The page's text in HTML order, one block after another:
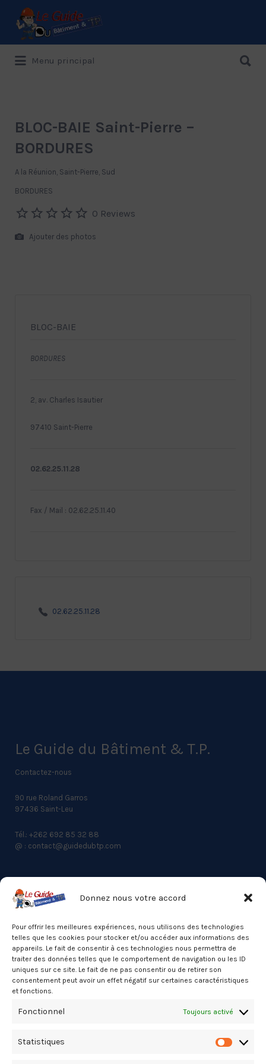
Donnez nous votre accord
Pour offrir les meilleures expériences, nous utilisons des technologies
telles que les cookies pour stocker et/ou accéder aux informations des
appareils. Le fait de consentir à ces technologies nous permettra de
traiter des données telles que le comportement de navigation ou les ID
uniques sur ce site. Le fait de ne pas consentir ou de retirer son
consentement peut avoir un effet négatif sur certaines caractéristiques
et fonctions.
Fonctionnel Toujours activé
Statistiques
Le Guide de référence depuis 1995
Rechercher:
Menu principal
BLOC-BAIE Saint-Pierre –
BORDURES
A la Réunion, Saint-Pierre, Sud
BORDURES
0 Reviews
Ajouter des photos
BLOC-BAIE
BORDURES
2, av. Charles Isautier
97410 Saint-Pierre
02.62.25.11.28
Fax / Mail : 02.62.25.11.40
02.62.25.11.28
Le Guide du Bâtiment & T.P.
Contactez-nous
90 rue Roland Garros
97436 Saint-Leu
Tél.: +262 692 85 32 88
@ : contact@guidedubtp.com
ACCES RAPIDE
Actualités du BTP
Annuaire
Besoin d’un professionnel ?
Mentions légales
Politique de cookies (UE)